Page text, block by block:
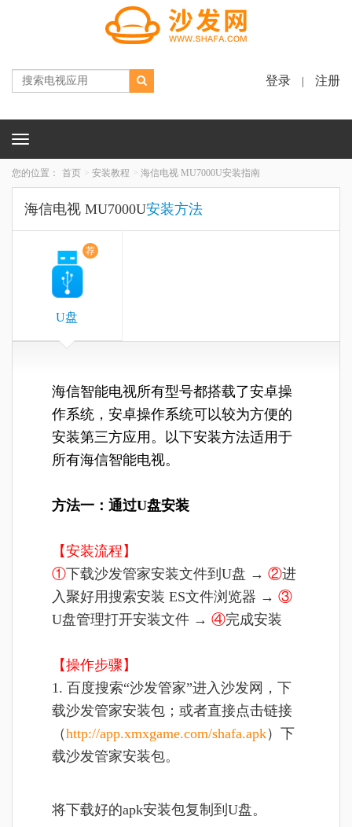
登录 注册
Toggle
您的位置： 首页 安装教程 海信电视 MU7000U安装指南
海信电视 MU7000U安装方法
荐
U盘
海信智能电视所有型号都搭载了安卓操
作系统，安卓操作系统可以较为方便的
安装第三方应用。以下安装方法适用于
所有海信智能电视。
方法一：通过U盘安装
【安装流程】
①下载沙发管家安装文件到U盘 → ②进
入聚好用搜索安装 ES文件浏览器 → ③
U盘管理打开安装文件 → ④完成安装
【操作步骤】
1. 百度搜索“沙发管家”进入沙发网，下
载沙发管家安装包；或者直接点击链接
（http://app.xmxgame.com/shafa.apk）下
载沙发管家安装包。
将下载好的apk安装包复制到U盘。